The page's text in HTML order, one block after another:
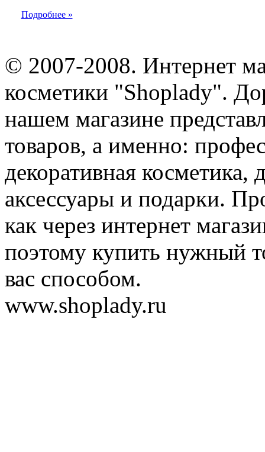
Подробнее »
© 2007-2008. Интернет
косметики "Shoplady".
нашем магазине
товаров, а именно:
декоративная косметика,
аксессуары и подарки.
как через интернет
поэтому купить нужный
вас способом.
www.shoplady.ru